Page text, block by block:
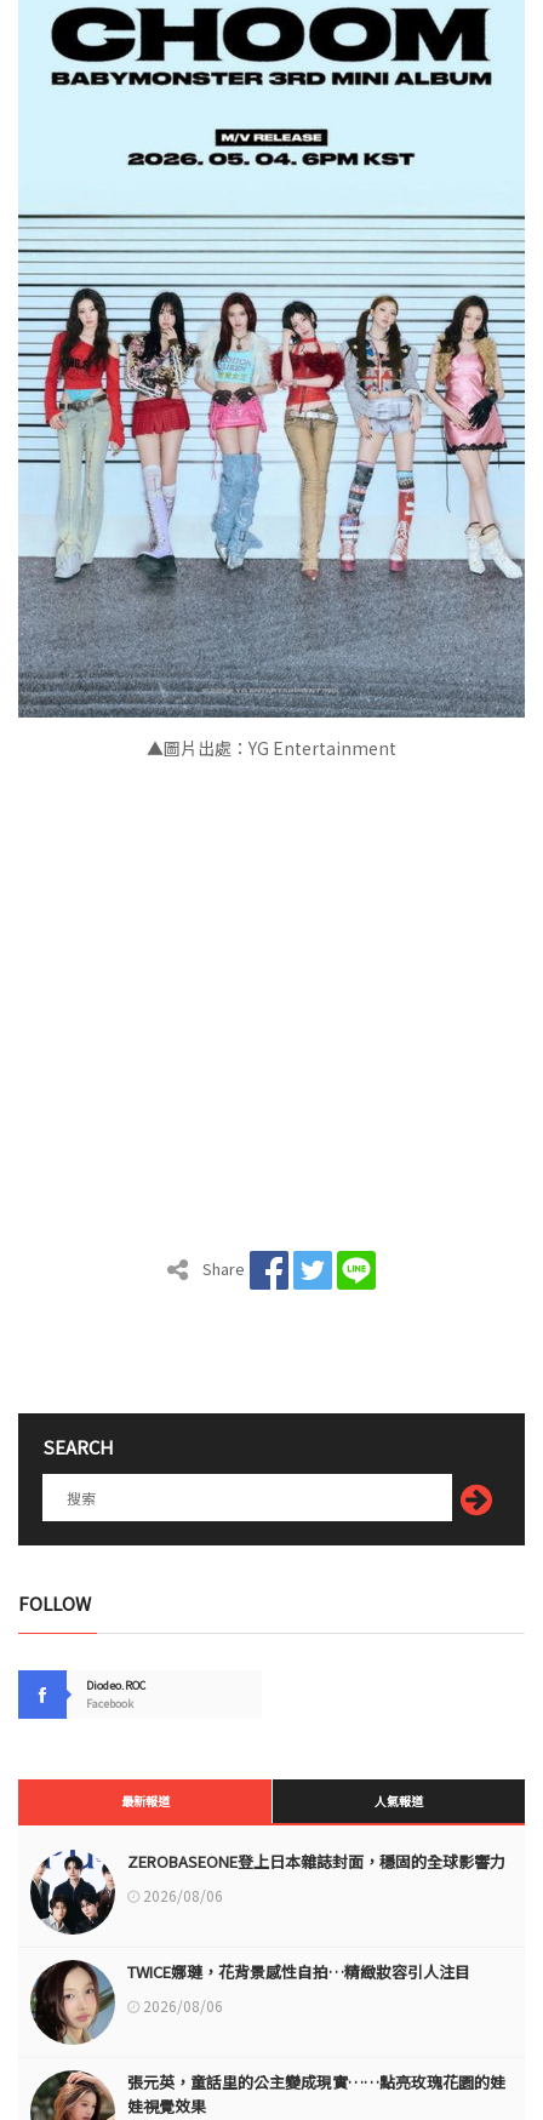
▲圖片出處：YG Entertainment
Share
SEARCH
FOLLOW
Diodeo.ROC
Facebook
最新報道 人氣報道
ZEROBASEONE登上日本雜誌封面，穩固的全球影響力
2026/08/06
TWICE娜璉，花背景感性自拍…精緻妝容引人注目
2026/08/06
張元英，童話里的公主變成現實……點亮玫瑰花園的娃
娃視覺效果